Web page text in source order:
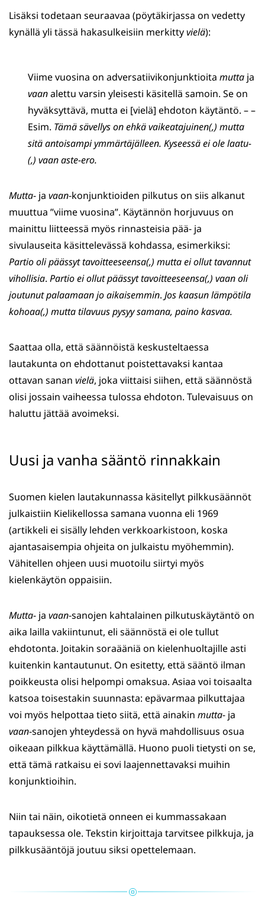
Lisäksi todetaan seuraavaa (pöytäkirjassa on vedetty
kynällä yli tässä hakasulkeisiin merkittyvielä):
Viime vuosina on adversatiivikonjunktioita mutta ja
vaanalettu varsin yleisesti käsitellä samoin. Se on
hyväksyttävä, mutta ei [vielä] ehdoton käytäntö. – –
Esim. Tämä sävellys on ehkä vaikeatajuinen(,) mutta
sitä antoisampi ymmärtäjälleen. Kyseessä ei ole laatu-
(,) vaan aste-ero.
Mutta- ja vaan-konjunktioiden pilkutus on siis alkanut
muuttua ”viime vuosina”. Käytännön horjuvuus on
mainittu liitteessä myös rinnasteisia pää- ja
sivulauseita käsittelevässä kohdassa, esimerkiksi:
Partio oli päässyt tavoitteeseensa(,) mutta ei ollut tavannut
vihollisia. Partio ei ollut päässyt tavoitteeseensa(,) vaan oli
joutunut palaamaan jo aikaisemmin. Jos kaasun lämpötila
kohoaa(,) mutta tilavuus pysyy samana, paino kasvaa.
Saattaa olla, että säännöistä keskusteltaessa
lautakunta on ehdottanut poistettavaksi kantaa
ottavan sanan vielä, joka viittaisi siihen, että säännöstä
olisi jossain vaiheessa tulossa ehdoton. Tulevaisuus on
haluttu jättää avoimeksi.
Uusi ja vanha sääntö rinnakkain
Suomen kielen lautakunnassa käsitellyt pilkkusäännöt
julkaistiin Kielikellossa samana vuonna eli 1969
(artikkeli ei sisälly lehden verkkoarkistoon, koska
ajantasaisempia ohjeita on julkaistu myöhemmin).
Vähitellen ohjeen uusi muotoilu siirtyi myös
kielenkäytön oppaisiin.
Mutta- ja vaan-sanojen kahtalainen pilkutuskäytäntö on
aika lailla vakiintunut, eli säännöstä ei ole tullut
ehdotonta. Joitakin soraääniä on kielenhuoltajille asti
kuitenkin kantautunut. On esitetty, että sääntö ilman
poikkeusta olisi helpompi omaksua. Asiaa voi toisaalta
katsoa toisestakin suunnasta: epävarmaa pilkuttajaa
voi myös helpottaa tieto siitä, että ainakin mutta- ja
vaan-sanojen yhteydessä on hyvä mahdollisuus osua
oikeaan pilkkua käyttämällä. Huono puoli tietysti on se,
että tämä ratkaisu ei sovi laajennettavaksi muihin
konjunktioihin.
Niin tai näin, oikotietä onneen ei kummassakaan
tapauksessa ole. Tekstin kirjoittaja tarvitsee pilkkuja, ja
pilkkusääntöjä joutuu siksi opettelemaan.